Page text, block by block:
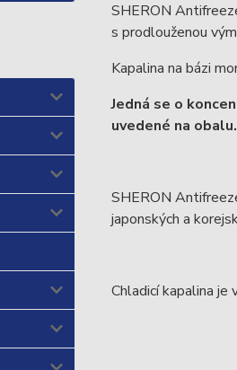
SHERON
s prodlouženou
Kapalina na bázi
Jedná se o
uvedené na obalu.
SHERON
japonských a
Chladicí kapalina